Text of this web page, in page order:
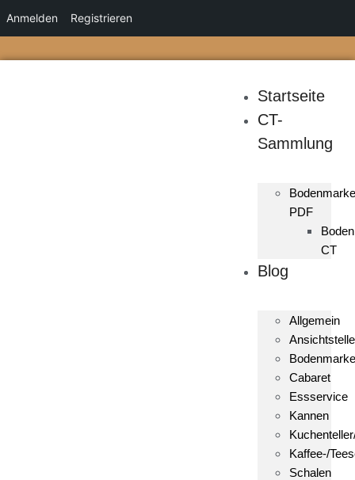
Anmelden Registrieren
Startseite
CT-
Sammlung
PDF
CT
Blog
Allgemein
Cabaret
Essservice
Kannen
Kaffee-/
Schalen